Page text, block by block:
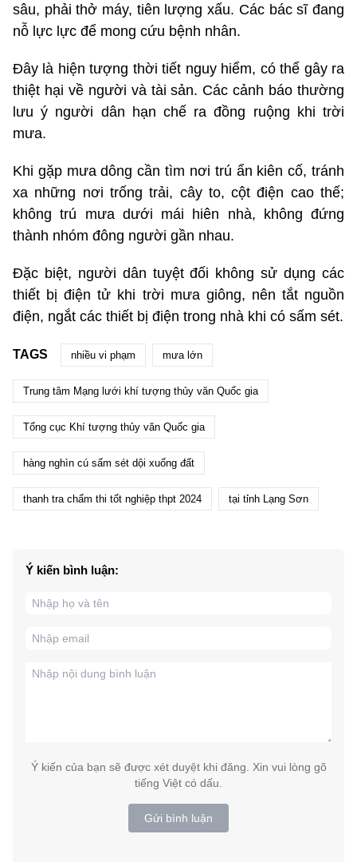
sâu, phải thở máy, tiên lượng xấu. Các bác sĩ đang
nỗ lực lực để mong cứu bệnh nhân.
Đây là hiện tượng thời tiết nguy hiểm, có thể gây ra
thiệt hại về người và tài sản. Các cảnh báo thường
lưu ý người dân hạn chế ra đồng ruộng khi trời
mưa.
Khi gặp mưa dông cần tìm nơi trú ẩn kiên cố, tránh
xa những nơi trống trải, cây to, cột điện cao thế;
không trú mưa dưới mái hiên nhà, không đứng
thành nhóm đông người gần nhau.
Đặc biệt, người dân tuyệt đối không sử dụng các
thiết bị điện tử khi trời mưa giông, nên tắt nguồn
điện, ngắt các thiết bị điện trong nhà khi có sấm sét.
TAGS nhiều vi phạm mưa lớn
Trung tâm Mạng lưới khí tượng thủy văn Quốc gia
Tổng cục Khí tượng thủy văn Quốc gia
hàng nghìn cú sấm sét dội xuống đất
thanh tra chấm thi tốt nghiệp thpt 2024 tại tỉnh Lạng Sơn
Ý kiến bình luận:
Ý kiến của bạn sẽ được xét duyệt khi đăng. Xin vui lòng gõ
tiếng Việt có dấu.
Gửi bình luận